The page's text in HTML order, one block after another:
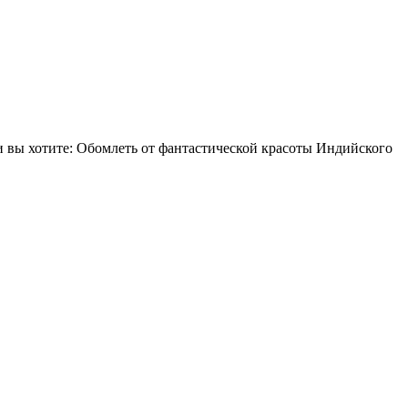
хотите: Обомлеть от фантастической красоты Индийского